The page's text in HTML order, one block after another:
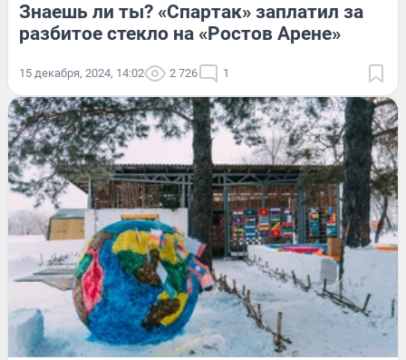
Знаешь ли ты? «Спартак» заплатил за
разбитое стекло на «Ростов Арене»
15 декабря, 2024, 14:02 2 726 1